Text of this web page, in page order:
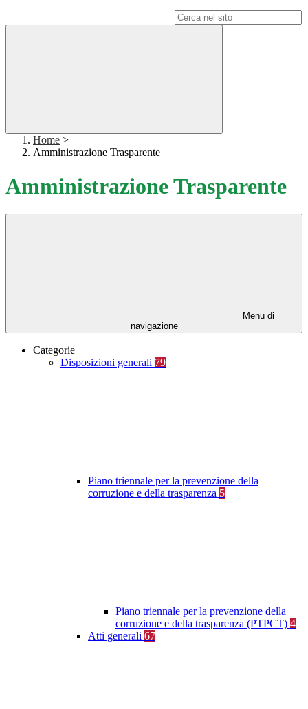
Home >
Amministrazione Trasparente
Amministrazione Trasparente
Menu di
navigazione
Categorie
Disposizioni generali 79
Piano triennale per la prevenzione della
corruzione e della trasparenza 5
Piano triennale per la prevenzione della
corruzione e della trasparenza (PTPCT) 4
Atti generali 67